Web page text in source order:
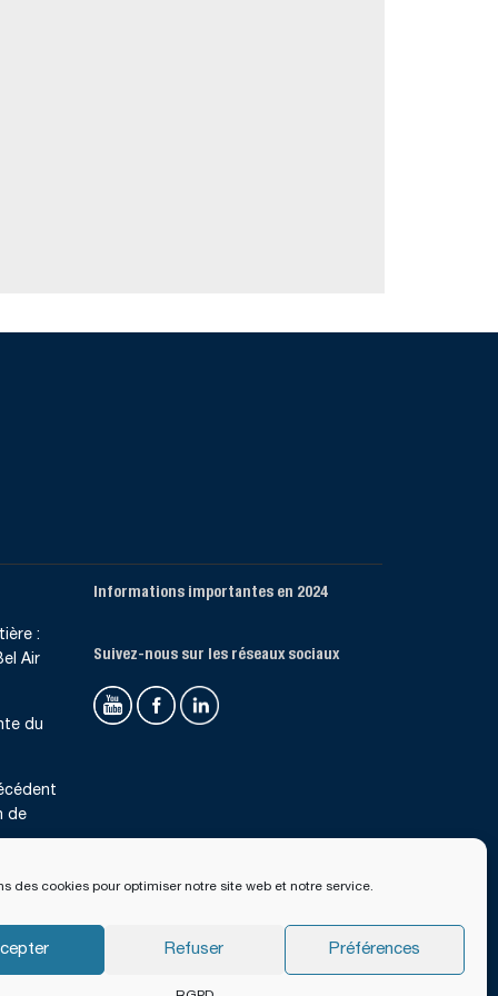
des cookies pour optimiser notre site web et notre service.
Refuser Préférences
:
Air
du
de
Informations importantes en 2024
Suivez-nous sur les réseaux sociaux